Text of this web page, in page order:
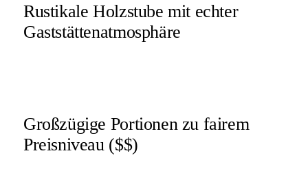
Rustikale Holzstube mit echter
Gaststättenatmosphäre
Großzügige Portionen zu fairem
Preisniveau ($$)